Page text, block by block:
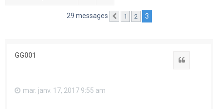
29 messages Précédente
1 2 3
GG001
mar. janv. 17, 2017 9:55 am